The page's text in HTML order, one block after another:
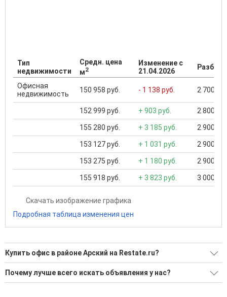
Тип
недвижимости
Средн. цена
м2
Изменение с
21.04.2026
Офисная
недвижимость
150 958 руб. - 1 138 руб. 2 700
152 999 руб. + 903 руб. 2 800
155 280 руб. + 3 185 руб. 2 900
153 127 руб. + 1 031 руб. 2 900
153 275 руб. + 1 180 руб. 2 900
155 918 руб. + 3 823 руб. 3 000
Скачать изображение графика
Подробная таблица изменения цен
Купить офис в районе Арский на Restate.ru?
Поможем Купить офис в районе Арский?
Воспользуйтесь нашим поиском по новостройкам, для
Почему лучше всего искать объявления у нас?